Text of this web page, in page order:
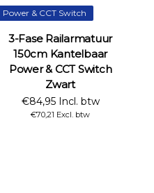
Power & CCT Switch
3-Fase Railarmatuur
150cm Kantelbaar
Power & CCT Switch
Zwart
€84,95 Incl. btw
€70,21 Excl. btw